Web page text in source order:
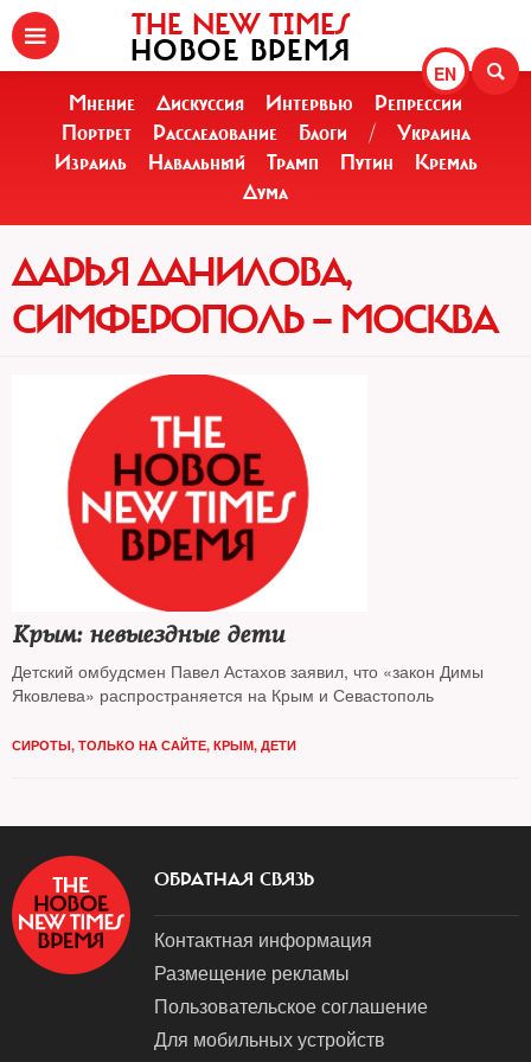
EN
THE NEW TIMES
НОВОЕ ВРЕМЯ
Мнение Дискуссия Интервью
Репрессии
Портрет
Расследование Блоги /
Украина
Израиль
Навальный Трамп Путин
Кремль
Дума
ДАРЬЯ ДАНИЛОВА,
СИМФЕРОПОЛЬ — МОСКВА
Крым: невыездные дети
Детский омбудсмен Павел Астахов заявил, что «закон Димы
Яковлева» распространяется на Крым и Севастополь
СИРОТЫ, ТОЛЬКО НА САЙТЕ, КРЫМ, ДЕТИ
ОБРАТНАЯ СВЯЗЬ
Контактная информация
Размещение рекламы
Пользовательское соглашение
Для мобильных устройств